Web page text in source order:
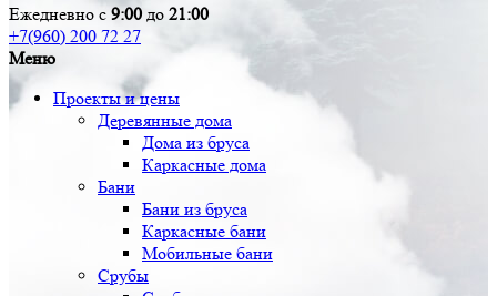
Ежедневно с 9:00 до 21:00
+7(960) 200 72 27
Меню
Проекты и цены
Деревянные дома
Дома из бруса
Каркасные дома
Бани
Бани из бруса
Каркасные бани
Мобильные бани
Срубы